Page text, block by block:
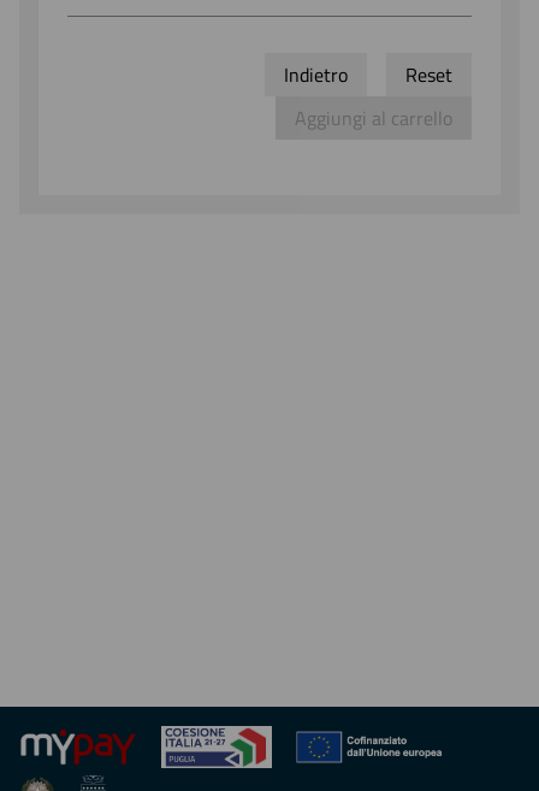
Indietro
Reset
Aggiungi al carrello